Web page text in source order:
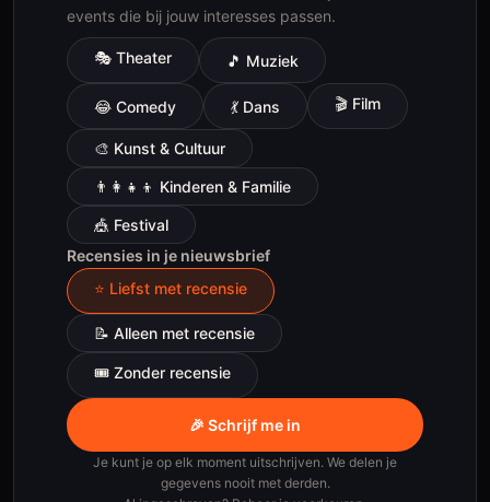
events die bij jouw interesses passen.
🎭 Theater 🎵 Muziek
😂 Comedy 💃 Dans 🎬 Film
🎨 Kunst & Cultuur
👨‍👩‍👧‍👦 Kinderen & Familie
🎪 Festival
Recensies in je nieuwsbrief
⭐ Liefst met recensie
📝 Alleen met recensie
🎟 Zonder recensie
🎉 Schrijf me in
Je kunt je op elk moment uitschrijven. We delen je
gegevens nooit met derden.